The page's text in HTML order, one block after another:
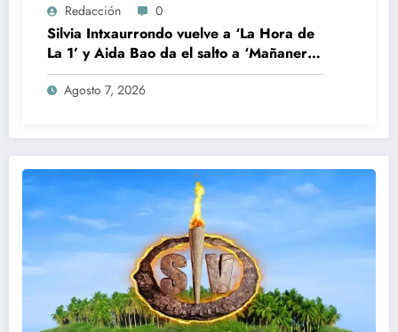
Redacción 0
Silvia Intxaurrondo vuelve a ‘La Hora de
La 1’ y Aida Bao da el salto a ‘Mañaneros
360’
Agosto 7, 2026